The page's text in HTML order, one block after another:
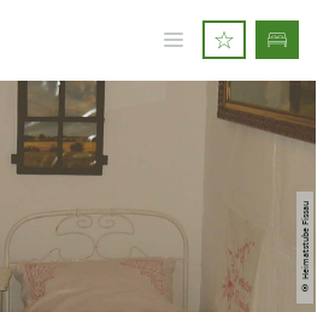
© Heimatstube Fissau